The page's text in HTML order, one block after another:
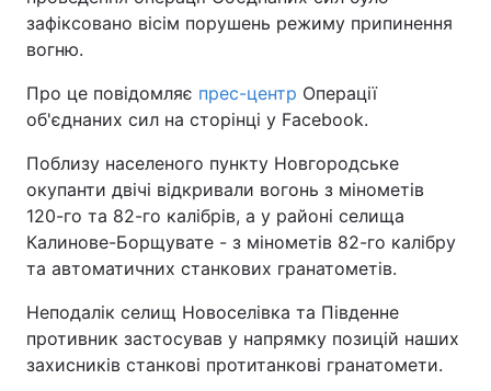
зафіксовано вісім порушень режиму припинення
вогню.
Про це повідомляє прес-центр Операції
об'єднаних сил на сторінці у Facebook.
Поблизу населеного пункту Новгородське
окупанти двічі відкривали вогонь з мінометів
120-го та 82-го калібрів, а у районі селища
Калинове-Борщувате - з мінометів 82-го калібру
та автоматичних станкових гранатометів.
Неподалік селищ Новоселівка та Південне
противник застосував у напрямку позицій наших
захисників станкові протитанкові гранатомети.